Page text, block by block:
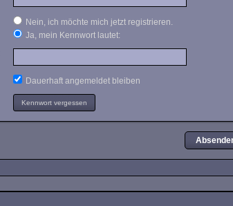
Nein, ich möchte mich jetzt registrieren.
Ja, mein Kennwort lautet:
Dauerhaft angemeldet bleiben
Kennwort vergessen